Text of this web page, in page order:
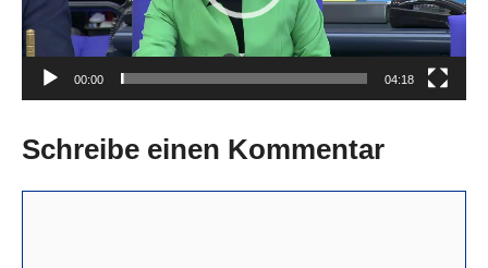
00:00 04:18
Schreibe einen Kommentar